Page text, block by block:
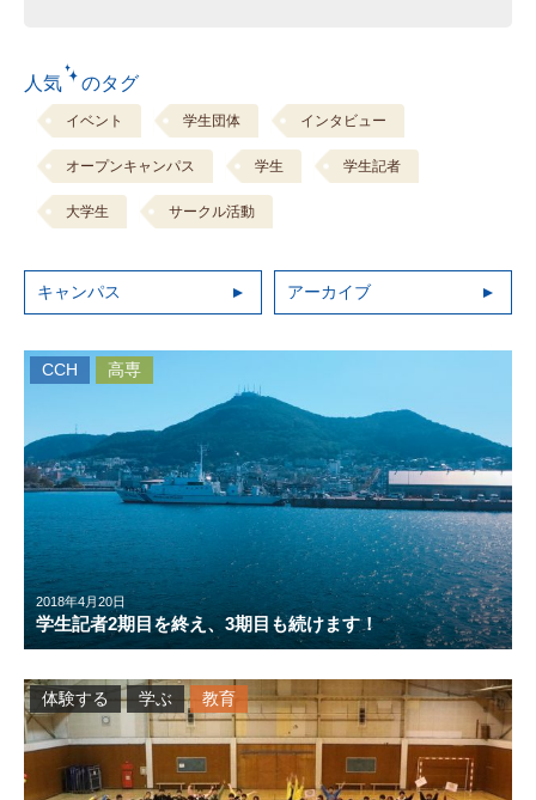
人気 のタグ
イベント 学生団体 インタビュー
オープンキャンパス 学生 学生記者
大学生 サークル活動
キャンパス アーカイブ
2018年4月20日
学生記者2期目を終え、3期目も続けます！
CCH 高専
体験する 学ぶ 教育